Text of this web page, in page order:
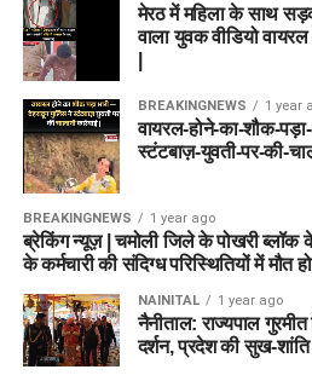
मेरठ में महिला के साथ
वाला युवक वीडियो
BREAKINGNEWS 1 year
वायरल-होने-का-शौक-
स्टंटबाज़-युवती-पर-की-
BREAKINGNEWS 1 year ago
ब्रेकिंग न्यूज़ | चमोली जिले के पोखरी ब्लॉक के
के कर्मचारी की संदिग्ध परिस्थितियों में मौत
NAINITAL 1 year ago
नैनीताल: राज्यपाल
दर्शन, प्रदेश की सुख-